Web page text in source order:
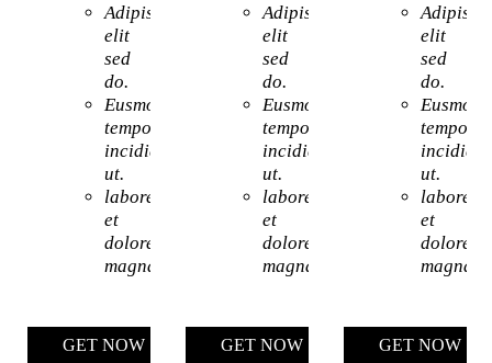
Adipiscing
elit
sed
do.
Eusmod
tempor
incididunt
ut.
labore
et
dolore
magna.
GET NOW
Adipiscing
elit
sed
do.
Eusmod
tempor
incididunt
ut.
labore
et
dolore
magna.
GET NOW
elit
sed
do.
Eusmod
tempor
ut.
labore
et
dolore
magna.
GET NOW